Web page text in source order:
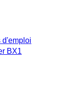
d'emploi
BX1